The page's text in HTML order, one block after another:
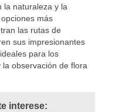
la naturaleza y la
más
las rutas de
sus impresionantes
para los
observación de flora
interese: